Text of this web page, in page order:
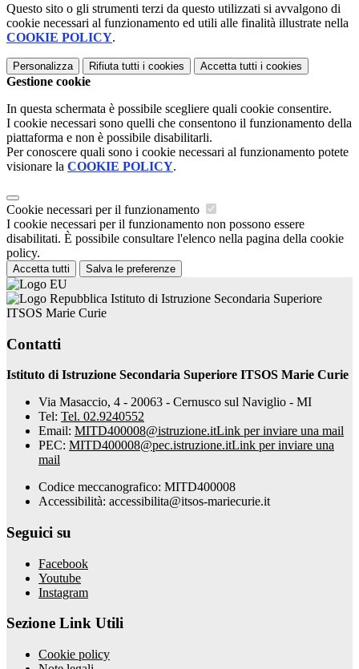
Questo sito o gli strumenti terzi da questo utilizzati si avvalgono di
cookie necessari al funzionamento ed utili alle finalità illustrate nella
COOKIE POLICY.
Personalizza Rifiuta tutti i cookies Accetta tutti i cookies
Gestione cookie
In questa schermata è possibile scegliere quali cookie consentire.
I cookie necessari sono quelli che consentono il funzionamento della
piattaforma e non è possibile disabilitarli.
Per conoscere quali sono i cookie necessari al funzionamento potete
visionare la COOKIE POLICY.
Cookie necessari per il funzionamento
I cookie necessari per il funzionamento non possono essere
disabilitati. È possibile consultare l'elenco nella pagina della cookie
policy.
Accetta tutti Salva le preferenze
Istituto di Istruzione Secondaria Superiore
ITSOS Marie Curie
Contatti
Istituto di Istruzione Secondaria Superiore ITSOS Marie Curie
Via Masaccio, 4 - 20063 - Cernusco sul Naviglio - MI
Tel: Tel. 02.9240552
Email: MITD400008@istruzione.itLink per inviare una mail
PEC: MITD400008@pec.istruzione.itLink per inviare una
mail
Codice meccanografico: MITD400008
Accessibilità: accessibilita@itsos-mariecurie.it
Seguici su
Facebook
Youtube
Instagram
Sezione Link Utili
Cookie policy